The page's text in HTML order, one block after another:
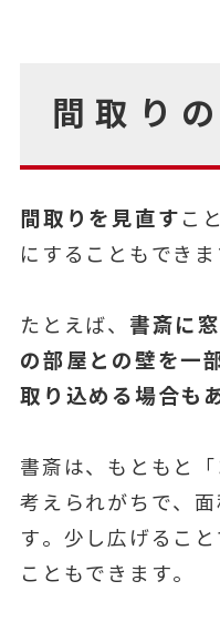
間取り
間取りを見直す こ
にすることもできま
たとえば、 書斎に
の部屋との壁を一
取り込める場合も
書斎は、もともと
考えられがちで、
す。少し広げるこ
こともできます。